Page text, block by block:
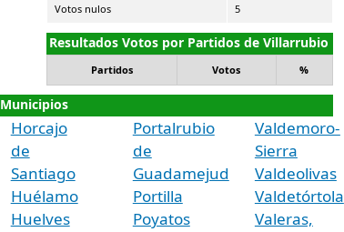
Votos nulos 5
Resultados Votos por Partidos de Villarrubio
Partidos Votos %
Municipios
Horcajo
de
Santiago
Huélamo
Huelves
Portalrubio
de
Guadamejud
Portilla
Poyatos
Valdemoro-
Sierra
Valdeolivas
Valdetórtola
Valeras,